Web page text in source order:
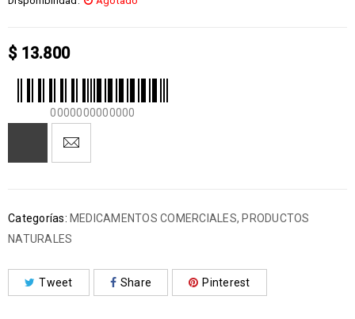
$13.800
0000000000000
Categorías: MEDICAMENTOS COMERCIALES, PRODUCTOS
NATURALES
Tweet Share Pinterest